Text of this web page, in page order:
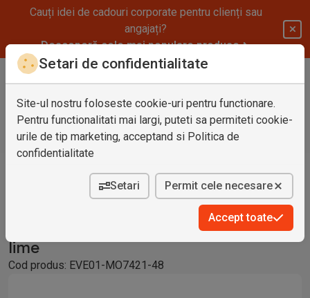
Cauți idei de cadouri corporate pentru clienți sau
angajați?
Descoperă cele mai populare produse
Produsul urmator
Pelerina ploaie in suport, Plastic,
lime
Cod produs: EVE01-MO7421-48
Setari de confidentialitate
Site-ul nostru foloseste cookie-uri pentru functionare.
Pentru functionalitati mai largi, puteti sa permiteti cookie-
urile de tip marketing, acceptand si Politica de
confidentialitate
Setari Permit cele necesare
Accept toate